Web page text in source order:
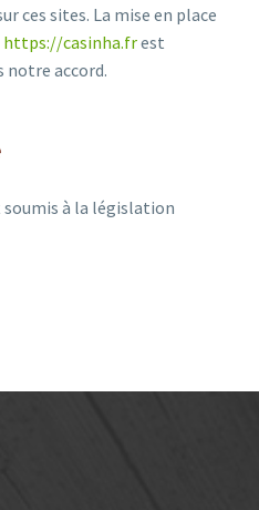
ces sites. La mise en place
https://casinha.frest
accord.
soumis à la législation